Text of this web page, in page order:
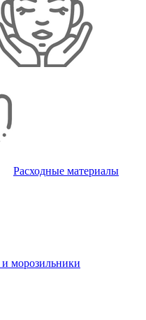
Расходные материалы
морозильники